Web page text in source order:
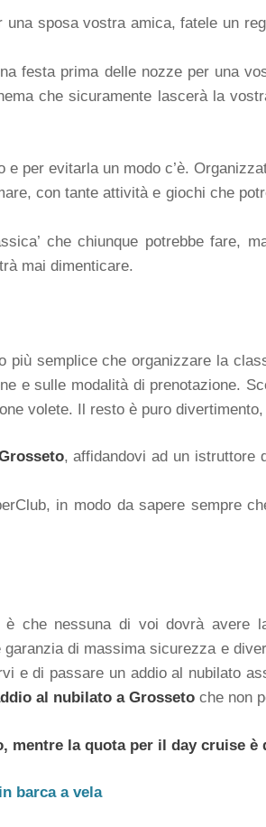
una sposa vostra amica, fatele un
festa prima delle nozze per una
che sicuramente lascerà la
e per evitarla un modo c’è.
con tante attività e giochi che
che chiunque potrebbe fare,
mai dimenticare.
più semplice che organizzare la
e sulle modalità di prenotazione.
volete. Il resto è puro
, affidandovi ad un istruttore
in modo da sapere sempre
è che nessuna di voi dovrà avere
di massima sicurezza e
e di passare un addio al nubilato
al nubilato a Grosseto che non
mentre la quota per il day cruise è
barca a vela